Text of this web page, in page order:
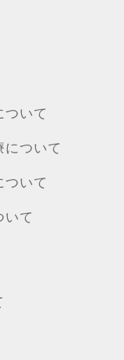
ついて
について
ついて
いて